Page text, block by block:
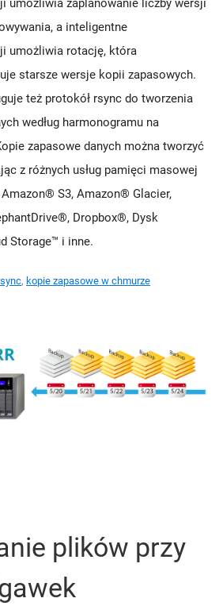
a inteligentne
umożliwia rotację, która
starsze wersje kopii zapasowych.
też protokół rsync do tworzenia
według harmonogramu na
zapasowe danych można tworzyć
z różnych usług pamięci masowej
S3, Amazon® Glacier,
Dropbox®, Dysk
Storage™ i inne.
, kopie zapasowe w chmurze
plików przy